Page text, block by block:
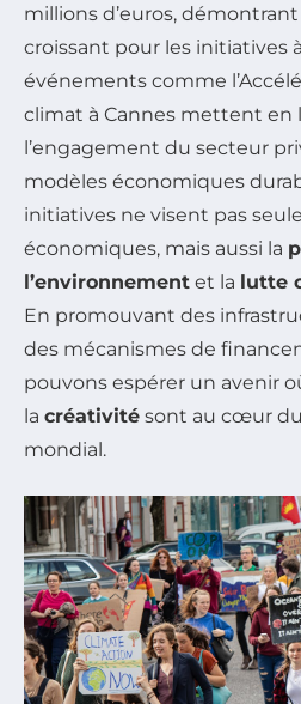
millions d’euros,
croissant pour les initiatives
événements comme
climat à Cannes mettent en
l’engagement du secteur
modèles économiques
initiatives ne visent pas
économiques, mais aussi la
l’environnement et la lutte
En promouvant des
des mécanismes de
pouvons espérer un avenir
la créativité sont au cœur
mondial.